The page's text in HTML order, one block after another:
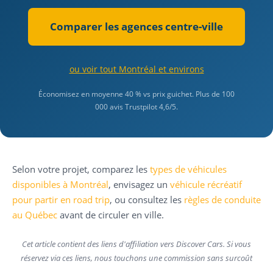
Comparer les agences centre-ville
ou voir tout Montréal et environs
Économisez en moyenne 40 % vs prix guichet. Plus de 100
000 avis Trustpilot 4,6/5.
Selon votre projet, comparez les types de véhicules
disponibles à Montréal, envisagez un véhicule récréatif
pour partir en road trip, ou consultez les règles de conduite
au Québec avant de circuler en ville.
Cet article contient des liens d'affiliation vers Discover Cars. Si vous
réservez via ces liens, nous touchons une commission sans surcoût